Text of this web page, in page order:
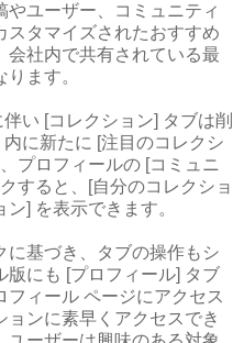
やユーザー、コミュニティ
スタマイズされたおすすめ
会社内で共有されている最
ます。
い [コレクション] タブは削
に新たに [注目のコレクシ
プロフィールの [コミュニ
すると、[自分のコレクショ
] を表示できます。
に基づき、タブの操作もシ
版にも [プロフィール] タブ
ィール ページにアクセス
ョンに素早くアクセスでき